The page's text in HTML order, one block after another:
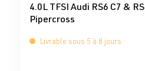
4.0L TFSI Audi RS6 C7 &
Pipercross
Livrable sous 5 à 8 jours